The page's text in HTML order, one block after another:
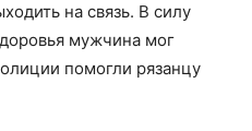
на связь. В силу
мужчина мог
помогли рязанцу